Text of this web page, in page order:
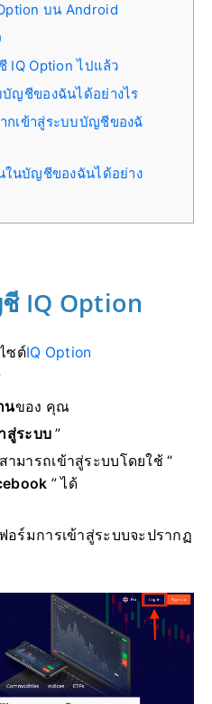
บน Android
IQ Option ไปแล้ว
ญชีของฉันได้อย่างไร
กเข้าสู่ระบบบัญชีของฉั
ในบัญชีของฉันได้อย่าง
IQ Option
ซต์IQ Option
นของ คุณ
สู่ระบบ ”
มารถเข้าสู่ระบบโดยใช้ “
” ได้
ร์มการเข้าสู่ระบบจะปรากฏ